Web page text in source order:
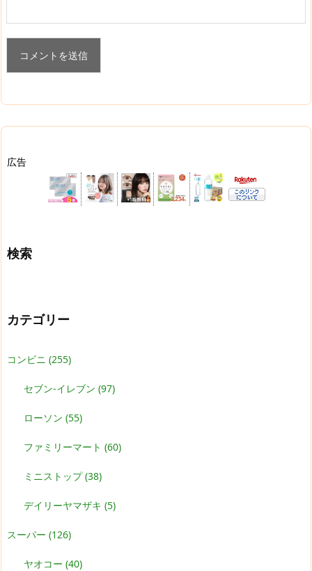
広告
検索
カテゴリー
コンビニ (255)
セブン-イレブン(97)
ローソン(55)
ファミリーマート(60)
ミニストップ(38)
デイリーヤマザキ(5)
スーパー (126)
ヤオコー(40)